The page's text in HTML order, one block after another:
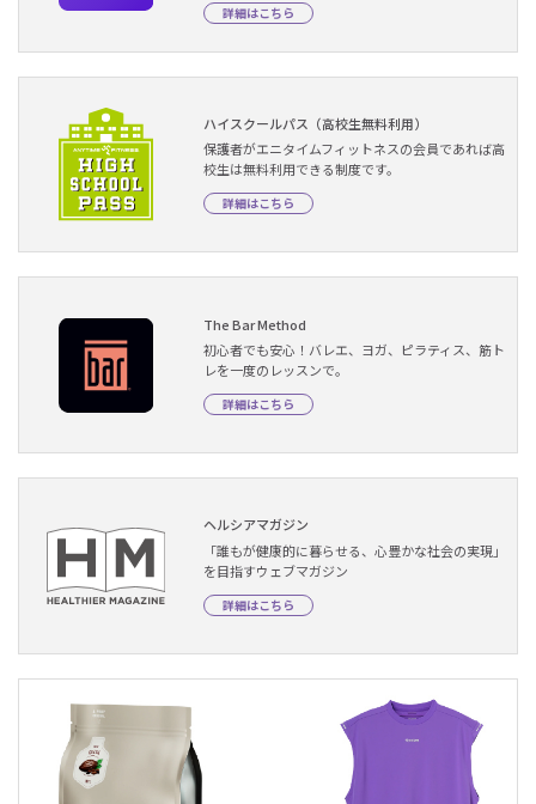
詳細はこちら
ハイスクールパス（高校生無料利用）
保護者がエニタイムフィットネスの会員であれば高
校生は無料利用できる制度です。
詳細はこちら
The Bar Method
初心者でも安心！バレエ、ヨガ、ピラティス、筋ト
レを一度のレッスンで。
詳細はこちら
ヘルシアマガジン
「誰もが健康的に暮らせる、心豊かな社会の実現」
を目指すウェブマガジン
詳細はこちら